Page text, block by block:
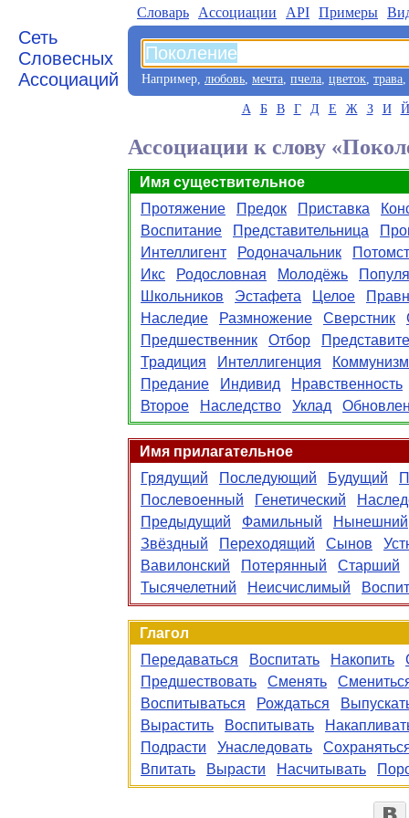
Сеть
Словесных
Ассоциаций
Словарь Aссоциации API Примеры
Например, любовь, мечта, пчела, цветок, трава,
А Б В Г Д Е Ж З И Й
Ассоциации к слову
Имя существительное
Протяжение
Предок Приставка
Воспитание
Представительница
Интеллигент
Родоначальник
Икс
Родословная Молодёжь
Школьников
Эстафета Целое
Наследие
Размножение Сверстник
Предшественник
Отбор
Традиция
Интеллигенция
Коммунизм
Предание
Индивид
Нравственность
Второе
Наследство Уклад
Имя прилагательное
Грядущий
Последующий Будущий
Послевоенный
Генетический
Предыдущий
Фамильный
Нынешний
Звёздный
Переходящий Сынов
Вавилонский
Потерянный
Старший
Тысячелетний
Неисчислимый
Глагол
Передаваться
Воспитать Накопить
Предшествовать
Сменять
Воспитываться
Рождаться
Вырастить
Воспитывать
Подрасти
Унаследовать
Впитать
Вырасти Насчитывать